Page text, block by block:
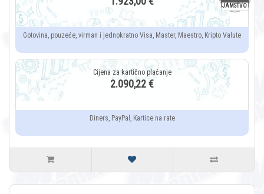
JAMSTVO
Gotovina, pouzeće, virman i jednokratno Visa, Master, Maestro, Kripto Valute
2.090,22 €
Diners, PayPal, Kartice na rate